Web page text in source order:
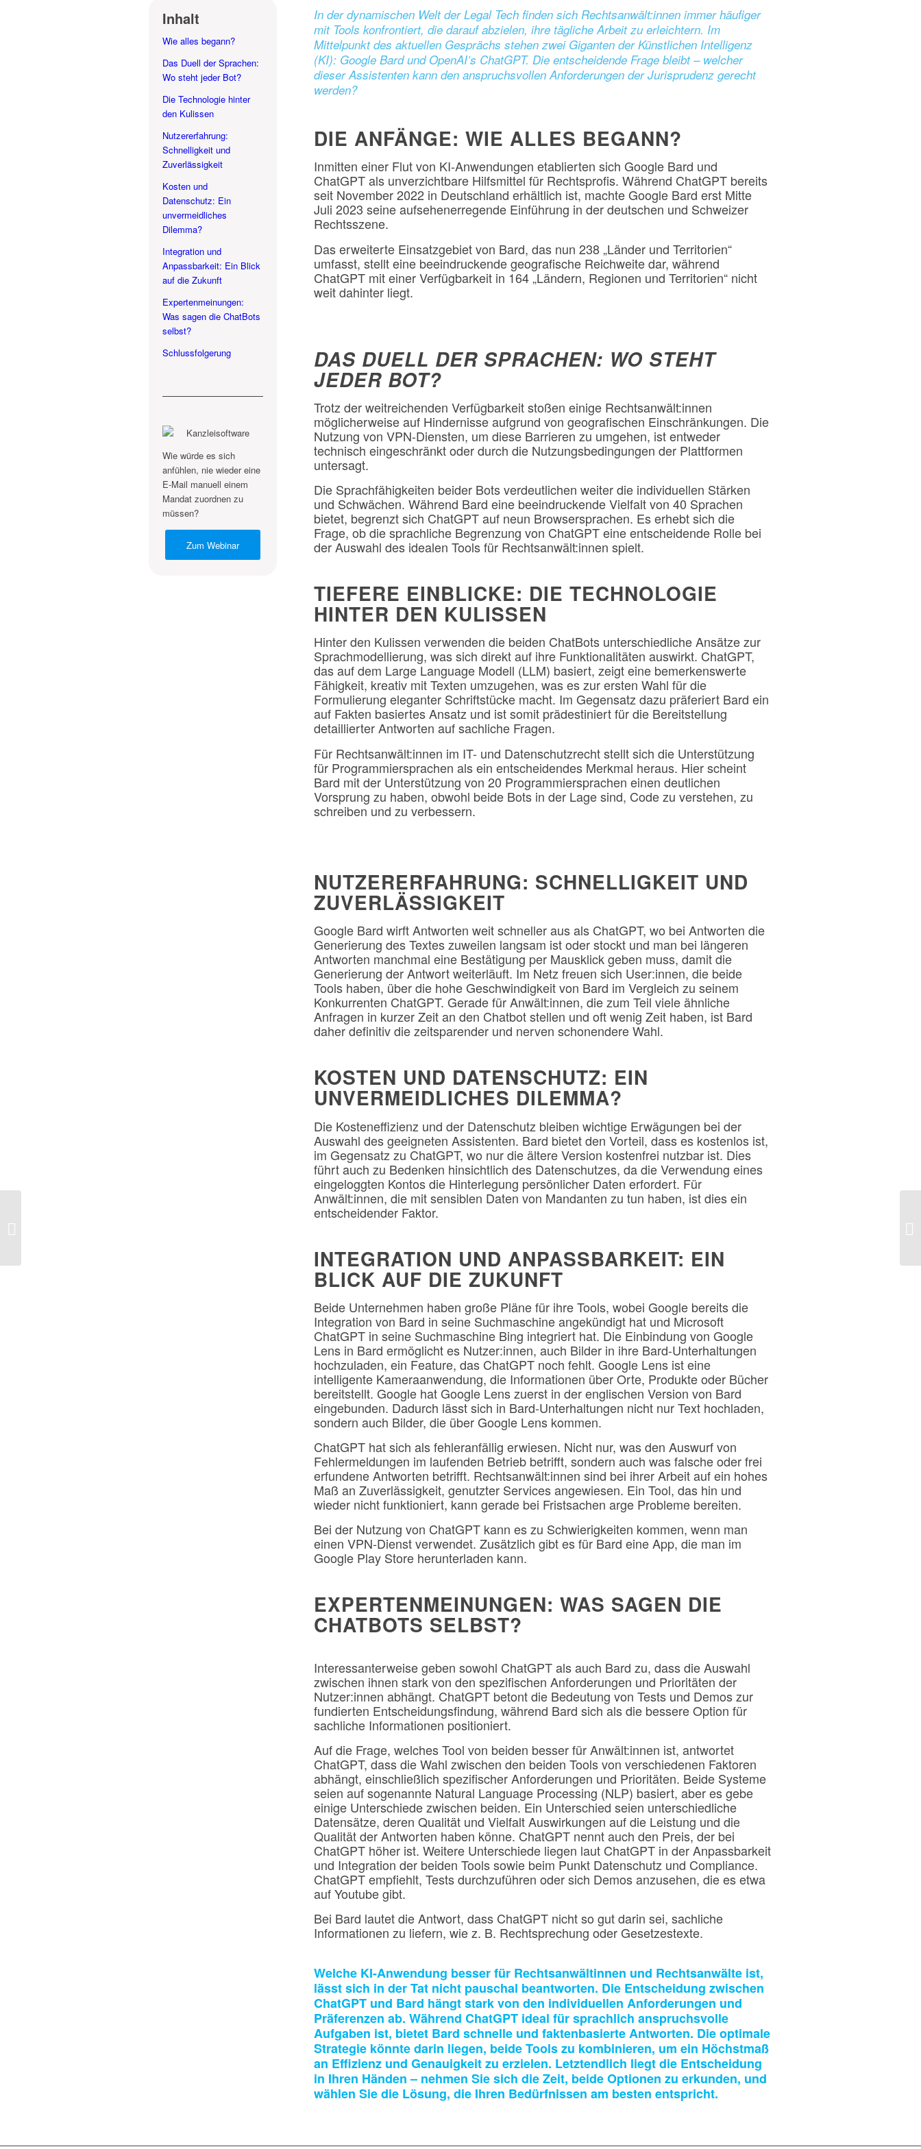
Inhalt
Wie alles begann?
Das Duell der Sprachen:
Wo steht jeder Bot?
Die Technologie hinter
den Kulissen
Nutzererfahrung:
Schnelligkeit und
Zuverlässigkeit
Kosten und
Datenschutz: Ein
unvermeidliches
Dilemma?
Integration und
Anpassbarkeit: Ein Blick
auf die Zukunft
Expertenmeinungen:
Was sagen die ChatBots
selbst?
Schlussfolgerung
Wie würde es sich
anfühlen, nie wieder eine
E-Mail manuell einem
Mandat zuordnen zu
müssen?
Zum Webinar
In der dynamischen Welt der Legal Tech finden sich Rechtsanwält:innen immer häufiger
mit Tools konfrontiert, die darauf abzielen, ihre tägliche Arbeit zu erleichtern. Im
Mittelpunkt des aktuellen Gesprächs stehen zwei Giganten der Künstlichen Intelligenz
(KI): Google Bard und OpenAI’s ChatGPT. Die entscheidende Frage bleibt – welcher
dieser Assistenten kann den anspruchsvollen Anforderungen der Jurisprudenz gerecht
werden?
DIE ANFÄNGE: WIE ALLES BEGANN?
Inmitten einer Flut von KI-Anwendungen etablierten sich Google Bard und
ChatGPT als unverzichtbare Hilfsmittel für Rechtsprofis. Während ChatGPT bereits
seit November 2022 in Deutschland erhältlich ist, machte Google Bard erst Mitte
Juli 2023 seine aufsehenerregende Einführung in der deutschen und Schweizer
Rechtsszene.
Das erweiterte Einsatzgebiet von Bard, das nun 238 „Länder und Territorien“
umfasst, stellt eine beeindruckende geografische Reichweite dar, während
ChatGPT mit einer Verfügbarkeit in 164 „Ländern, Regionen und Territorien“ nicht
weit dahinter liegt.
DAS DUELL DER SPRACHEN: WO STEHT
JEDER BOT?
Trotz der weitreichenden Verfügbarkeit stoßen einige Rechtsanwält:innen
möglicherweise auf Hindernisse aufgrund von geografischen Einschränkungen. Die
Nutzung von VPN-Diensten, um diese Barrieren zu umgehen, ist entweder
technisch eingeschränkt oder durch die Nutzungsbedingungen der Plattformen
untersagt.
Die Sprachfähigkeiten beider Bots verdeutlichen weiter die individuellen Stärken
und Schwächen. Während Bard eine beeindruckende Vielfalt von 40 Sprachen
bietet, begrenzt sich ChatGPT auf neun Browsersprachen. Es erhebt sich die
Frage, ob die sprachliche Begrenzung von ChatGPT eine entscheidende Rolle bei
der Auswahl des idealen Tools für Rechtsanwält:innen spielt.
TIEFERE EINBLICKE: DIE TECHNOLOGIE
HINTER DEN KULISSEN
Hinter den Kulissen verwenden die beiden ChatBots unterschiedliche Ansätze zur
Sprachmodellierung, was sich direkt auf ihre Funktionalitäten auswirkt. ChatGPT,
das auf dem Large Language Modell (LLM) basiert, zeigt eine bemerkenswerte
Fähigkeit, kreativ mit Texten umzugehen, was es zur ersten Wahl für die
Formulierung eleganter Schriftstücke macht. Im Gegensatz dazu präferiert Bard ein
auf Fakten basiertes Ansatz und ist somit prädestiniert für die Bereitstellung
detaillierter Antworten auf sachliche Fragen.
Für Rechtsanwält:innen im IT- und Datenschutzrecht stellt sich die Unterstützung
für Programmiersprachen als ein entscheidendes Merkmal heraus. Hier scheint
Bard mit der Unterstützung von 20 Programmiersprachen einen deutlichen
Vorsprung zu haben, obwohl beide Bots in der Lage sind, Code zu verstehen, zu
schreiben und zu verbessern.
NUTZERERFAHRUNG: SCHNELLIGKEIT UND
ZUVERLÄSSIGKEIT
Google Bard wirft Antworten weit schneller aus als ChatGPT, wo bei Antworten die
Generierung des Textes zuweilen langsam ist oder stockt und man bei längeren
Antworten manchmal eine Bestätigung per Mausklick geben muss, damit die
Generierung der Antwort weiterläuft. Im Netz freuen sich User:innen, die beide
Tools haben, über die hohe Geschwindigkeit von Bard im Vergleich zu seinem
Konkurrenten ChatGPT. Gerade für Anwält:innen, die zum Teil viele ähnliche
Anfragen in kurzer Zeit an den Chatbot stellen und oft wenig Zeit haben, ist Bard
daher definitiv die zeitsparender und nerven schonendere Wahl.
KOSTEN UND DATENSCHUTZ: EIN
UNVERMEIDLICHES DILEMMA?
Die Kosteneffizienz und der Datenschutz bleiben wichtige Erwägungen bei der
Auswahl des geeigneten Assistenten. Bard bietet den Vorteil, dass es kostenlos ist,
im Gegensatz zu ChatGPT, wo nur die ältere Version kostenfrei nutzbar ist. Dies
führt auch zu Bedenken hinsichtlich des Datenschutzes, da die Verwendung eines
eingeloggten Kontos die Hinterlegung persönlicher Daten erfordert. Für
Anwält:innen, die mit sensiblen Daten von Mandanten zu tun haben, ist dies ein
entscheidender Faktor.
INTEGRATION UND ANPASSBARKEIT: EIN
BLICK AUF DIE ZUKUNFT
Beide Unternehmen haben große Pläne für ihre Tools, wobei Google bereits die
Integration von Bard in seine Suchmaschine angekündigt hat und Microsoft
ChatGPT in seine Suchmaschine Bing integriert hat. Die Einbindung von Google
Lens in Bard ermöglicht es Nutzer:innen, auch Bilder in ihre Bard-Unterhaltungen
hochzuladen, ein Feature, das ChatGPT noch fehlt. Google Lens ist eine
intelligente Kameraanwendung, die Informationen über Orte, Produkte oder Bücher
bereitstellt. Google hat Google Lens zuerst in der englischen Version von Bard
eingebunden. Dadurch lässt sich in Bard-Unterhaltungen nicht nur Text hochladen,
sondern auch Bilder, die über Google Lens kommen.
ChatGPT hat sich als fehleranfällig erwiesen. Nicht nur, was den Auswurf von
Fehlermeldungen im laufenden Betrieb betrifft, sondern auch was falsche oder frei
erfundene Antworten betrifft. Rechtsanwält:innen sind bei ihrer Arbeit auf ein hohes
Maß an Zuverlässigkeit, genutzter Services angewiesen. Ein Tool, das hin und
wieder nicht funktioniert, kann gerade bei Fristsachen arge Probleme bereiten.
Bei der Nutzung von ChatGPT kann es zu Schwierigkeiten kommen, wenn man
einen VPN-Dienst verwendet. Zusätzlich gibt es für Bard eine App, die man im
Google Play Store herunterladen kann.
EXPERTENMEINUNGEN: WAS SAGEN DIE
CHATBOTS SELBST?
Interessanterweise geben sowohl ChatGPT als auch Bard zu, dass die Auswahl
zwischen ihnen stark von den spezifischen Anforderungen und Prioritäten der
Nutzer:innen abhängt. ChatGPT betont die Bedeutung von Tests und Demos zur
fundierten Entscheidungsfindung, während Bard sich als die bessere Option für
sachliche Informationen positioniert.
Auf die Frage, welches Tool von beiden besser für Anwält:innen ist, antwortet
ChatGPT, dass die Wahl zwischen den beiden Tools von verschiedenen Faktoren
abhängt, einschließlich spezifischer Anforderungen und Prioritäten. Beide Systeme
seien auf sogenannte Natural Language Processing (NLP) basiert, aber es gebe
einige Unterschiede zwischen beiden. Ein Unterschied seien unterschiedliche
Datensätze, deren Qualität und Vielfalt Auswirkungen auf die Leistung und die
Qualität der Antworten haben könne. ChatGPT nennt auch den Preis, der bei
ChatGPT höher ist. Weitere Unterschiede liegen laut ChatGPT in der Anpassbarkeit
und Integration der beiden Tools sowie beim Punkt Datenschutz und Compliance.
ChatGPT empfiehlt, Tests durchzuführen oder sich Demos anzusehen, die es etwa
auf Youtube gibt.
Bei Bard lautet die Antwort, dass ChatGPT nicht so gut darin sei, sachliche
Informationen zu liefern, wie z. B. Rechtsprechung oder Gesetzestexte.
Welche KI-Anwendung besser für Rechtsanwältinnen und Rechtsanwälte ist,
lässt sich in der Tat nicht pauschal beantworten. Die Entscheidung zwischen
ChatGPT und Bard hängt stark von den individuellen Anforderungen und
Präferenzen ab. Während ChatGPT ideal für sprachlich anspruchsvolle
Aufgaben ist, bietet Bard schnelle und faktenbasierte Antworten. Die optimale
Strategie könnte darin liegen, beide Tools zu kombinieren, um ein Höchstmaß
an Effizienz und Genauigkeit zu erzielen. Letztendlich liegt die Entscheidung
in Ihren Händen – nehmen Sie sich die Zeit, beide Optionen zu erkunden, und
wählen Sie die Lösung, die Ihren Bedürfnissen am besten entspricht.